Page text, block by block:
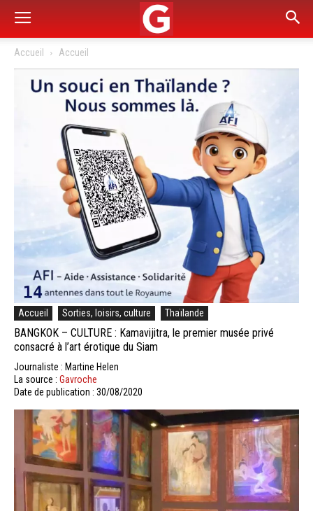
Accueil Accueil
Accueil Sorties, loisirs, culture Thaïlande
BANGKOK – CULTURE : Kamavijitra, le premier musée privé
consacré à l’art érotique du Siam
Journaliste : Martine Helen
La source : Gavroche
Date de publication : 30/08/2020